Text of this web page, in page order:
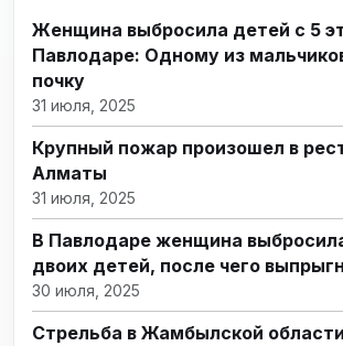
Женщина выбросила детей с 5
Павлодаре: Одному из
почку
31 июля, 2025
Крупный пожар произошел в
Алматы
31 июля, 2025
В Павлодаре женщина
двоих детей, после чего
30 июля, 2025
Стрельба в Жамбылской